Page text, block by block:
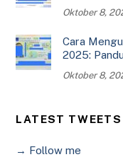
Oktober 8,
Cara
2025:
Oktober 8,
LATEST TWEETS
→ Follow me